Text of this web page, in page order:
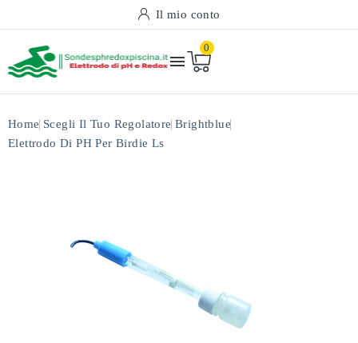
Il mio conto

0
Home Scegli Il Tuo Regolatore Brightblue
Elettrodo Di PH Per Birdie Ls